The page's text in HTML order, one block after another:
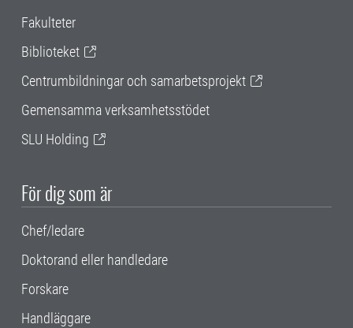
Fakulteter
Biblioteket
Centrumbildningar och samarbetsprojekt
Gemensamma verksamhetsstödet
SLU Holding
För dig som är
Chef/ledare
Doktorand eller handledare
Forskare
Handläggare